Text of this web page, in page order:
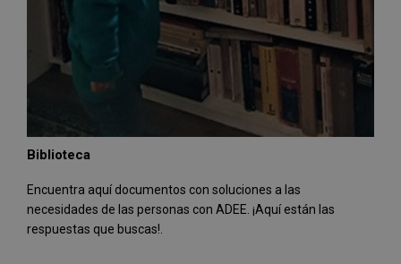
Biblioteca
Encuentra aquí documentos con soluciones a las
necesidades de las personas con ADEE. ¡Aquí están las
respuestas que buscas!.